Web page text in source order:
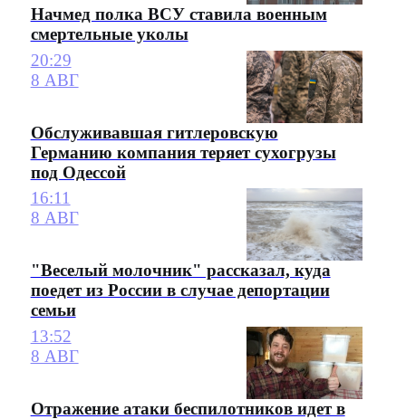
Начмед полка ВСУ ставила военным
смертельные уколы
20:29
8 АВГ
Обслуживавшая гитлеровскую
Германию компания теряет сухогрузы
под Одессой
16:11
8 АВГ
"Веселый молочник" рассказал, куда
поедет из России в случае депортации
семьи
13:52
8 АВГ
Отражение атаки беспилотников идет в